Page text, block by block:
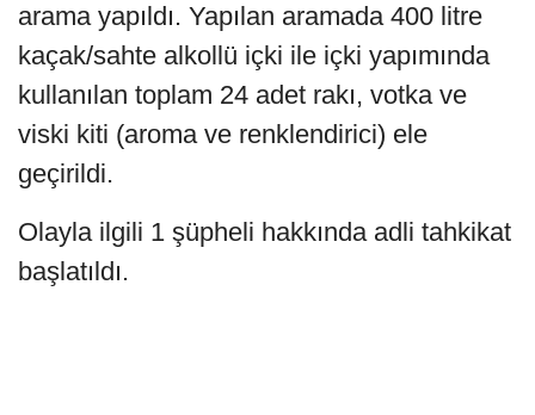
arama yapıldı. Yapılan aramada 400 litre
kaçak/sahte alkollü içki ile içki yapımında
kullanılan toplam 24 adet rakı, votka ve
viski kiti (aroma ve renklendirici) ele
geçirildi.
Olayla ilgili 1 şüpheli hakkında adli tahkikat
başlatıldı.